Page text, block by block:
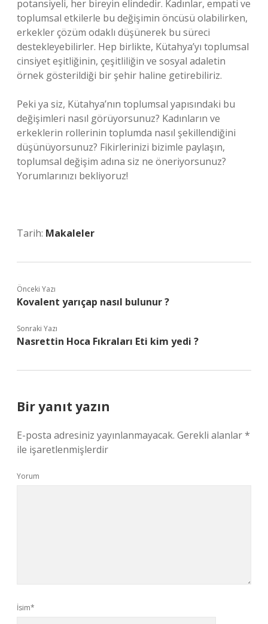
potansiyeli, her bireyin elindedir. Kadınlar, empati ve
toplumsal etkilerle bu değişimin öncüsü olabilirken,
erkekler çözüm odaklı düşünerek bu süreci
destekleyebilirler. Hep birlikte, Kütahya’yı toplumsal
cinsiyet eşitliğinin, çeşitliliğin ve sosyal adaletin
örnek gösterildiği bir şehir haline getirebiliriz.
Peki ya siz, Kütahya’nın toplumsal yapısındaki bu
değişimleri nasıl görüyorsunuz? Kadınların ve
erkeklerin rollerinin toplumda nasıl şekillendiğini
düşünüyorsunuz? Fikirlerinizi bizimle paylaşın,
toplumsal değişim adına siz ne öneriyorsunuz?
Yorumlarınızı bekliyoruz!
Tarih: Makaleler
Önceki Yazı
Kovalent yarıçap nasıl bulunur ?
Sonraki Yazı
Nasrettin Hoca Fıkraları Eti kim yedi ?
Bir yanıt yazın
E-posta adresiniz yayınlanmayacak. Gerekli alanlar*
ile işaretlenmişlerdir
Yorum
İsim*